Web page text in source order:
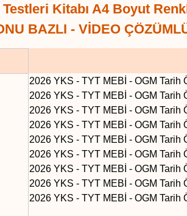
Kitabı A4 Boyut
BAZLI - VİDEO
2026 YKS - TYT MEBİ - OGM Tarih
2026 YKS - TYT MEBİ - OGM Tarih
2026 YKS - TYT MEBİ - OGM Tarih
2026 YKS - TYT MEBİ - OGM Tarih
2026 YKS - TYT MEBİ - OGM Tarih
2026 YKS - TYT MEBİ - OGM Tarih
2026 YKS - TYT MEBİ - OGM Tarih
2026 YKS - TYT MEBİ - OGM Tarih
2026 YKS - TYT MEBİ - OGM Tarih